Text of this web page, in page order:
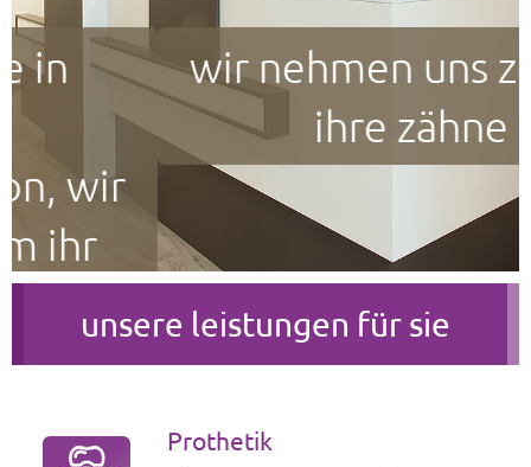
wir nehmen uns zeit für
ihre zähne
unsere leistungen für sie
Prothetik